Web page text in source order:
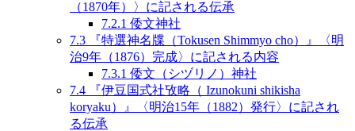
（1870年）〉に記される伝承
7.2.1 倭文神社
7.3 『特選神名牒（Tokusen Shimmyo cho）』〈明
治9年（1876）完成〉に記される内容
7.3.1 倭文（シヅリノ）神社
7.4 『伊豆国式社攷略（ Izunokuni shikisha
koryaku）』〈明治15年（1882）発行〉に記され
る伝承